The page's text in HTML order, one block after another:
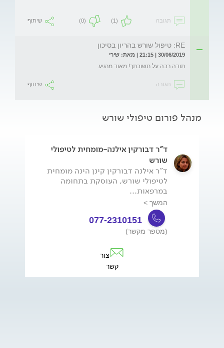
תגובה (1)
(0) שיתוף
RE: טיפול שורש בהריון בסיכון
30/06/2019 | 21:15 | מאת: שירי
תודה רבה על תשובתך! מאוד מרגיע
תגובה שיתוף
מנהל פורום טיפולי שורש
ד"ר דבורקין אילנה-מומחית לטיפולי
שורש
ד"ר אילנה דבורקין קינן הינה מומחית
לטיפולי שורש, העוסקת בתחומה
במרפאות...
המשך >
077-2310151
(מספר מקשר)
צור
קשר